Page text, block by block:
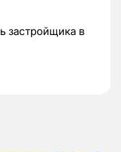
застройщика в